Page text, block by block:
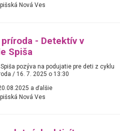
Nová Ves
príroda - Detektív v
Spiša
pozýva na podujatie pre deti z cyklu
/ 16. 7. 2025 o 13:30
a ďalšie
Nová Ves